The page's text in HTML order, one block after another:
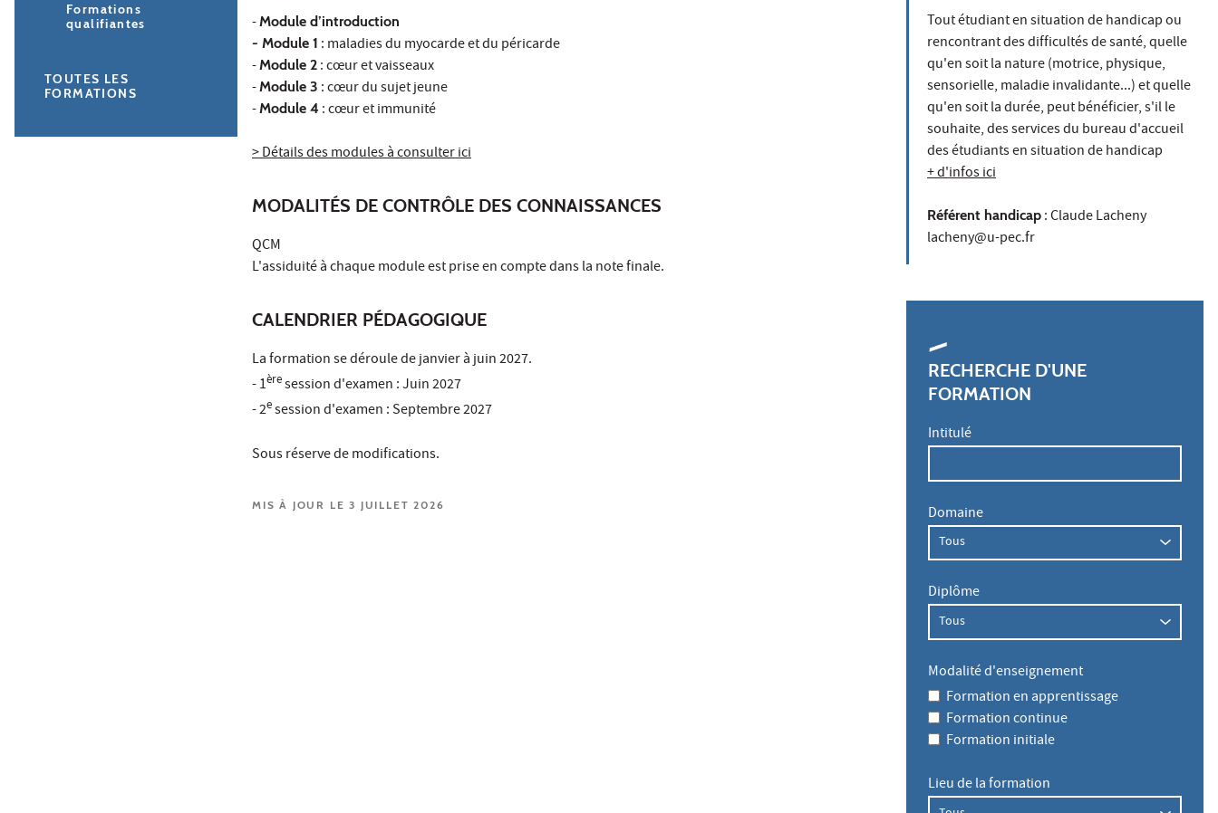
-Module d’introduction
- Module 1 : maladies du myocarde et du péricarde
-Module 2 : cœur et vaisseaux
-Module 3 : cœur du sujet jeune
-Module 4 : cœur et immunité
> Détails des modules à consulter ici
MODALITÉS DE CONTRÔLE DES CONNAISSANCES
QCM
L'assiduité à chaque module est prise en compte dans la note finale.
CALENDRIER PÉDAGOGIQUE
La formation se déroule de janvier à juin 2027.
- 1èresession d'examen : Juin 2027
- 2esession d'examen : Septembre 2027
Sous réserve de modifications.
MIS À JOUR LE 3 JUILLET 2026
Tout étudiant en situation de handicap ou
rencontrant des difficultés de santé, quelle
qu'en soit la nature (motrice, physique,
sensorielle, maladie invalidante...) et quelle
qu'en soit la durée, peut bénéficier, s'il le
souhaite, des services du bureau d'accueil
des étudiants en situation de handicap
+ d'infos ici
Référent handicap : Claude Lacheny
lacheny@u-pec.fr
RECHERCHE D'UNE
FORMATION
Intitulé
Domaine
Diplôme
Modalité d'enseignement
Formation en apprentissage
Formation continue
Formation initiale
Lieu de la formation
Formations
qualifiantes
TOUTES LES
FORMATIONS